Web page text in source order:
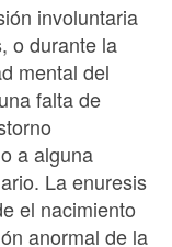
involuntaria
o durante la
mental del
falta de
a alguna
La enuresis
el nacimiento
anormal de la